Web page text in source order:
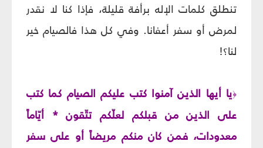
تنطلق كلمات الإله برأفة قليلة، فإذا كنا لا نقدر
لمرض أو سفر أعفانا. وفي كل هذا فالصيام خير
لنا؟!
﴿يا أيها الذين آمنوا كتب عليكم الصيام كما كتب
على الذين من قبلكم لعلّكم تتّقون * أيّاماً
معدودات، فمن كان منكم مريضاً أو على سفر